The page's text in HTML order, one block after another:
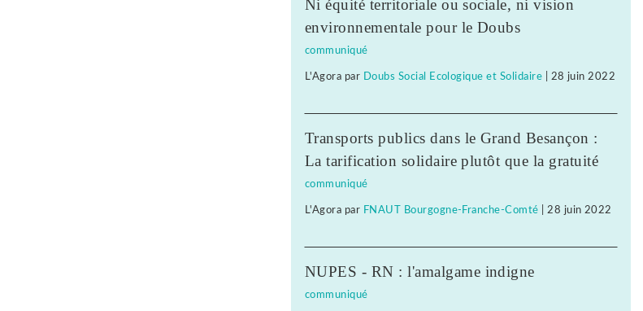
Ni équité territoriale ou sociale, ni vision
environnementale pour le Doubs
communiqué
L'Agora par Doubs Social Ecologique et Solidaire 28 juin 2022
Transports publics dans le Grand Besançon :
La tarification solidaire plutôt que la gratuité
communiqué
L'Agora par FNAUT Bourgogne-Franche-Comté 28 juin 2022
NUPES - RN : l'amalgame indigne
communiqué